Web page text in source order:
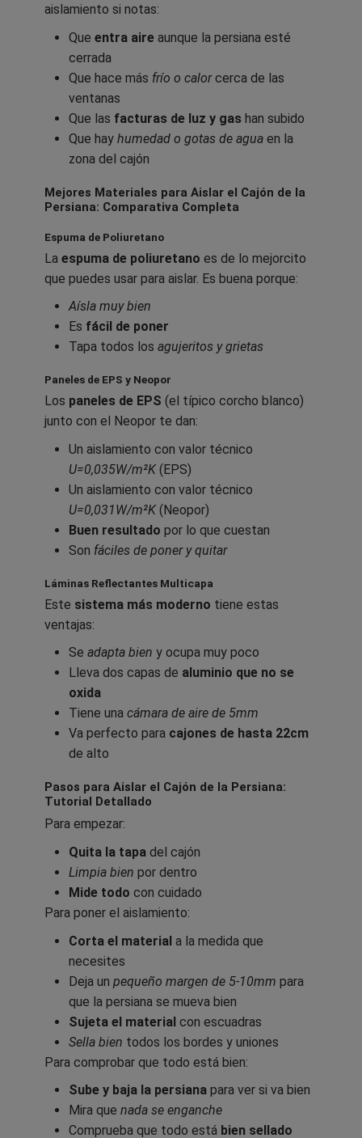
aislamiento si notas:
Que entra aire aunque la persiana esté
cerrada
Que hace más frío o calorcerca de las
ventanas
Que las facturas de luz y gas han subido
Que hay humedad o gotas de agua en la
zona del cajón
Mejores Materiales para Aislar el Cajón de la
Persiana: Comparativa Completa
Espuma de Poliuretano
La espuma de poliuretano es de lo mejorcito
que puedes usar para aislar. Es buena porque:
Aísla muy bien
Es fácil de poner
Tapa todos los agujeritos y grietas
Paneles de EPS y Neopor
Los paneles de EPS (el típico corcho blanco)
junto con el Neopor te dan:
Un aislamiento con valor técnico
U=0,035W/m²K (EPS)
Un aislamiento con valor técnico
U=0,031W/m²K (Neopor)
Buen resultado por lo que cuestan
Son fáciles de poner y quitar
Láminas Reflectantes Multicapa
Este sistema más moderno tiene estas
ventajas:
Se adapta bien y ocupa muy poco
Lleva dos capas de aluminio que no se
oxida
Tiene una cámara de aire de 5mm
Va perfecto para cajones de hasta 22cm
de alto
Pasos para Aislar el Cajón de la Persiana:
Tutorial Detallado
Para empezar:
Quita la tapa del cajón
Limpia bien por dentro
Mide todo con cuidado
Para poner el aislamiento:
Corta el material a la medida que
necesites
Deja un pequeño margen de 5-10mm para
que la persiana se mueva bien
Sujeta el material con escuadras
Sella bien todos los bordes y uniones
Para comprobar que todo está bien:
Sube y baja la persiana para ver si va bien
Mira que nada se enganche
Comprueba que todo está bien sellado